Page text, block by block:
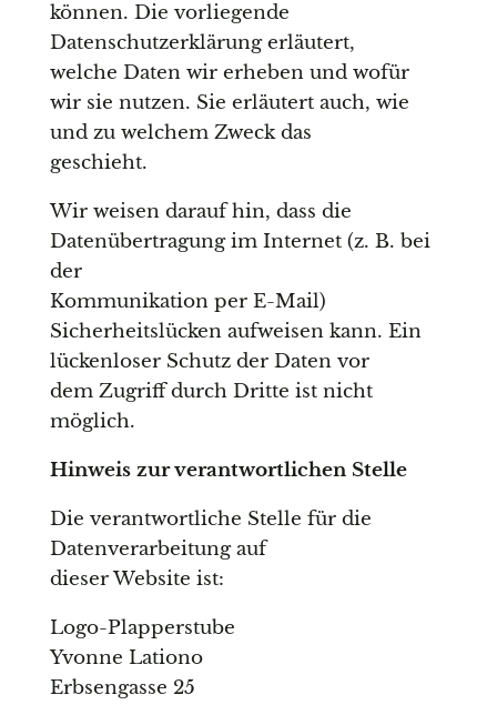
können. Die vorliegende
Datenschutzerklärung erläutert,
welche Daten wir erheben und wofür
wir sie nutzen. Sie erläutert auch, wie
und zu welchem Zweck das
geschieht.
Wir weisen darauf hin, dass die
Datenübertragung im Internet (z. B. bei
der
Kommunikation per E-Mail)
Sicherheitslücken aufweisen kann. Ein
lückenloser Schutz der Daten vor
dem Zugriff durch Dritte ist nicht
möglich.
Hinweis zur verantwortlichen Stelle
Die verantwortliche Stelle für die
Datenverarbeitung auf
dieser Website ist:
Logo-Plapperstube
Yvonne Lationo
Erbsengasse 25